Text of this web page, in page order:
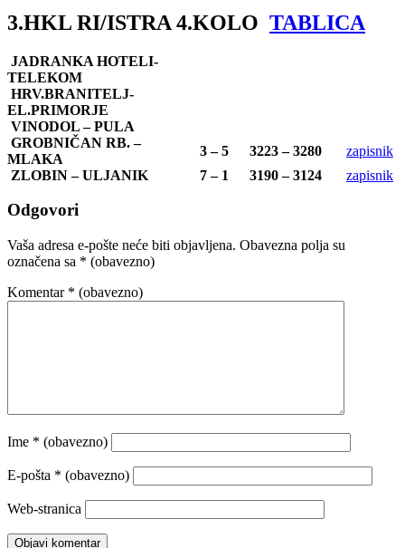
3.HKL RI/ISTRA 4.KOLO TABLICA
JADRANKA HOTELI-
TELEKOM
HRV.BRANITELJ-
EL.PRIMORJE
VINODOL – PULA
GROBNIČAN RB. –
MLAKA
3 – 5 3223 – 3280
zapisnik
ZLOBIN – ULJANIK
7 – 1 3190 – 3124 zapisnik
Odgovori
Vaša adresa e-pošte neće biti objavljena. Obavezna polja su
označena sa * (obavezno)
Komentar * (obavezno)
Ime * (obavezno)
E-pošta * (obavezno)
Web-stranica